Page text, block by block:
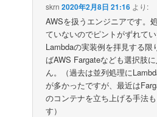
skrn 2020年2月8日 21:16 より:
AWSを扱うエンジニアです。
ていないのでピントがずれてい
Lambdaの実装例を拝見する限
ばAWS Fargateなども選択肢
ん。（過去は並列処理に
が多かったですが、最近は
のコンテナを立ち上げる手法
す）